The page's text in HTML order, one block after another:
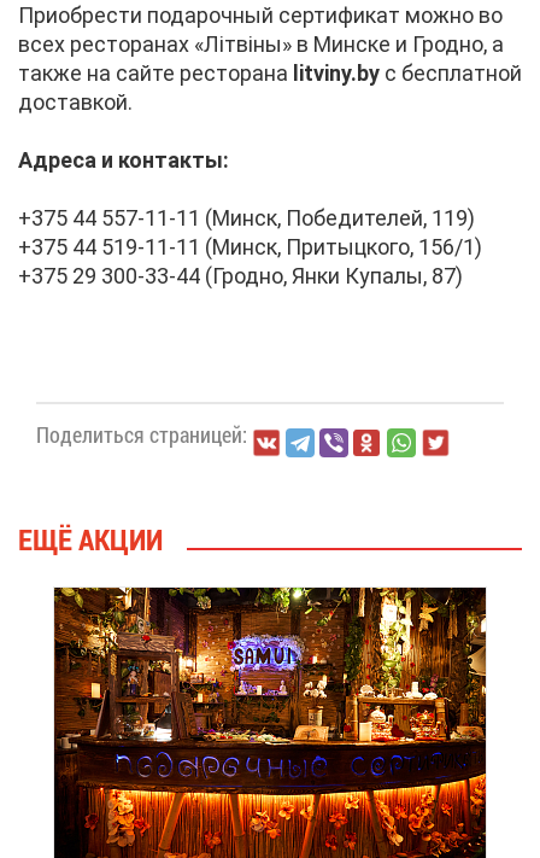
При­об­ре­сти по­да­роч­ный сер­ти­фи­кат мож­но во
всех ре­сто­ра­нах «Лiтвi­ны» в Мин­ске и Грод­но, а
та­к­же на сай­те ре­сто­ра­на litviny.by с бес­плат­ной
до­став­кой.
Ад­ре­са и кон­так­ты:
+375 44 557-11-11 (Минск, По­бе­ди­те­лей, 119)
+375 44 519-11-11 (Минск, При­тыц­ко­го, 156/1)
+375 29 300-33-44 (Грод­но, Ян­ки Ку­па­лы, 87)
По­де­лить­ся стра­ни­цей:
ЕЩЁ АК­ЦИИ